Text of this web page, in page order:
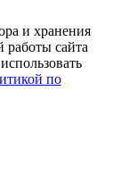
и хранения
работы сайта
по